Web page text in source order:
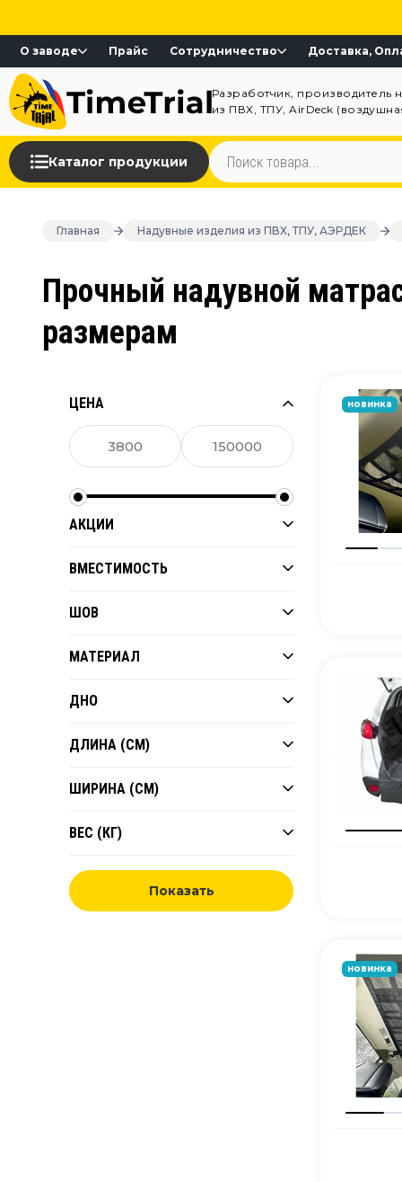
О заводе Прайс Сотрудничество Доставка,
Разработчик, производитель
из ПВХ, ТПУ, AirDeck
Каталог продукции
Главная Надувные изделия из ПВХ, ТПУ, АЭРДЕК
Прочный надувной
размерам
ЦЕНА
АКЦИИ
ВМЕСТИМОСТЬ
ШОВ
МАТЕРИАЛ
ДНО
ДЛИНА (СМ)
ШИРИНА (СМ)
ВЕС (КГ)
Показать
новинка
новинка